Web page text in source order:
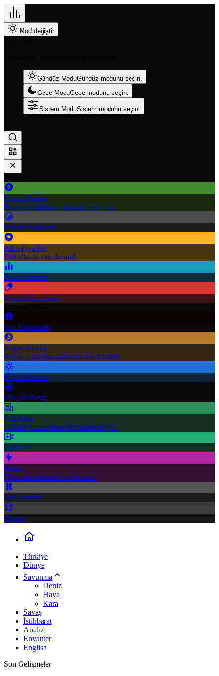
Mod değiştir
Gündüz ModuGündüz modunu seçin.
Gece ModuGece modunu seçin.
Sistem ModuSistem modunu seçin.
Döviz Kurları
Piyasanın kalbine yakından göz atın.
Namaz Vakitleri
Altın Fiyatları
Emtia'larda son durum!
Puan Durumu
Nöbetçi Eczaneler
Son Depremler
Kripto Paralar
Kripto para piyasalarında son durum!
Hava Durumu
Maç Merkezi
Gazeteler
Günün gazete manşetlerini inceleyin.
Canlı Tv
Borsa
Hisse senetlerinde son durum!
Yol Durumu
Fikstür
Türkiye
Dünya
Savunma
Deniz
Hava
Kara
Savaş
İstihbarat
Analiz
Envanter
English
Son Gelişmeler